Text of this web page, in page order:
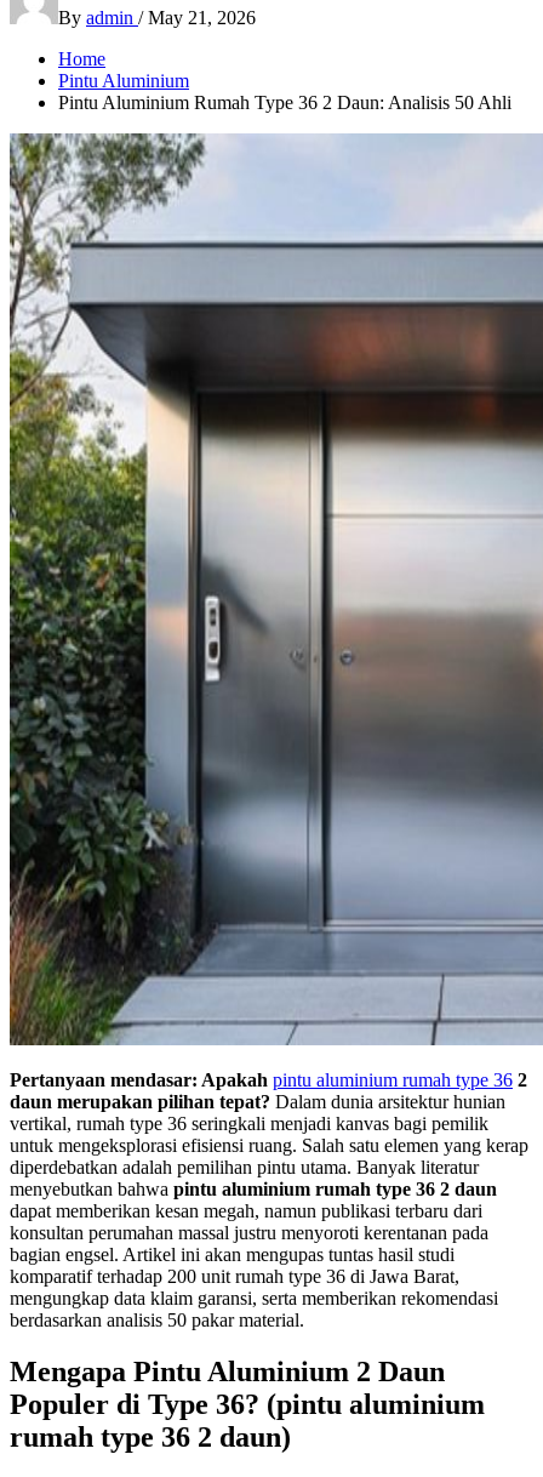
By admin /May 21, 2026
Home
Pintu Aluminium
Pintu Aluminium Rumah Type 36 2 Daun: Analisis 50 Ahli
Pertanyaan mendasar: Apakah pintu aluminium rumah type 36 2
daun merupakan pilihan tepat? Dalam dunia arsitektur hunian
vertikal, rumah type 36 seringkali menjadi kanvas bagi pemilik
untuk mengeksplorasi efisiensi ruang. Salah satu elemen yang kerap
diperdebatkan adalah pemilihan pintu utama. Banyak literatur
menyebutkan bahwa pintu aluminium rumah type 36 2 daun
dapat memberikan kesan megah, namun publikasi terbaru dari
konsultan perumahan massal justru menyoroti kerentanan pada
bagian engsel. Artikel ini akan mengupas tuntas hasil studi
komparatif terhadap 200 unit rumah type 36 di Jawa Barat,
mengungkap data klaim garansi, serta memberikan rekomendasi
berdasarkan analisis 50 pakar material.
Mengapa Pintu Aluminium 2 Daun
Populer di Type 36? (pintu aluminium
rumah type 36 2 daun)